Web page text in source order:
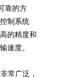
靠的方
制系统
的精度和
速度。
常广泛，